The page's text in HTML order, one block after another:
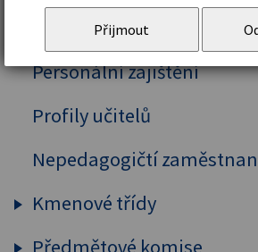
Školní řád
Personální zajištění
Profily učitelů
Nepedagogičtí
Kmenové třídy
Prima
Přijmout